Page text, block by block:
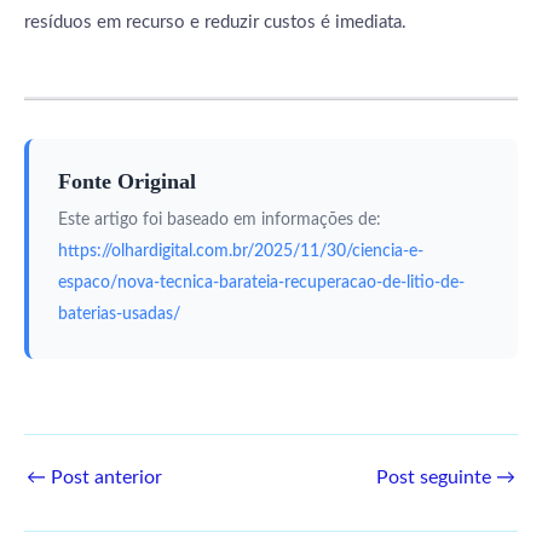
resíduos em recurso e reduzir custos é imediata.
Fonte Original
Este artigo foi baseado em informações de:
https://olhardigital.com.br/2025/11/30/ciencia-e-
espaco/nova-tecnica-barateia-recuperacao-de-litio-de-
baterias-usadas/
← Post anterior Post seguinte →